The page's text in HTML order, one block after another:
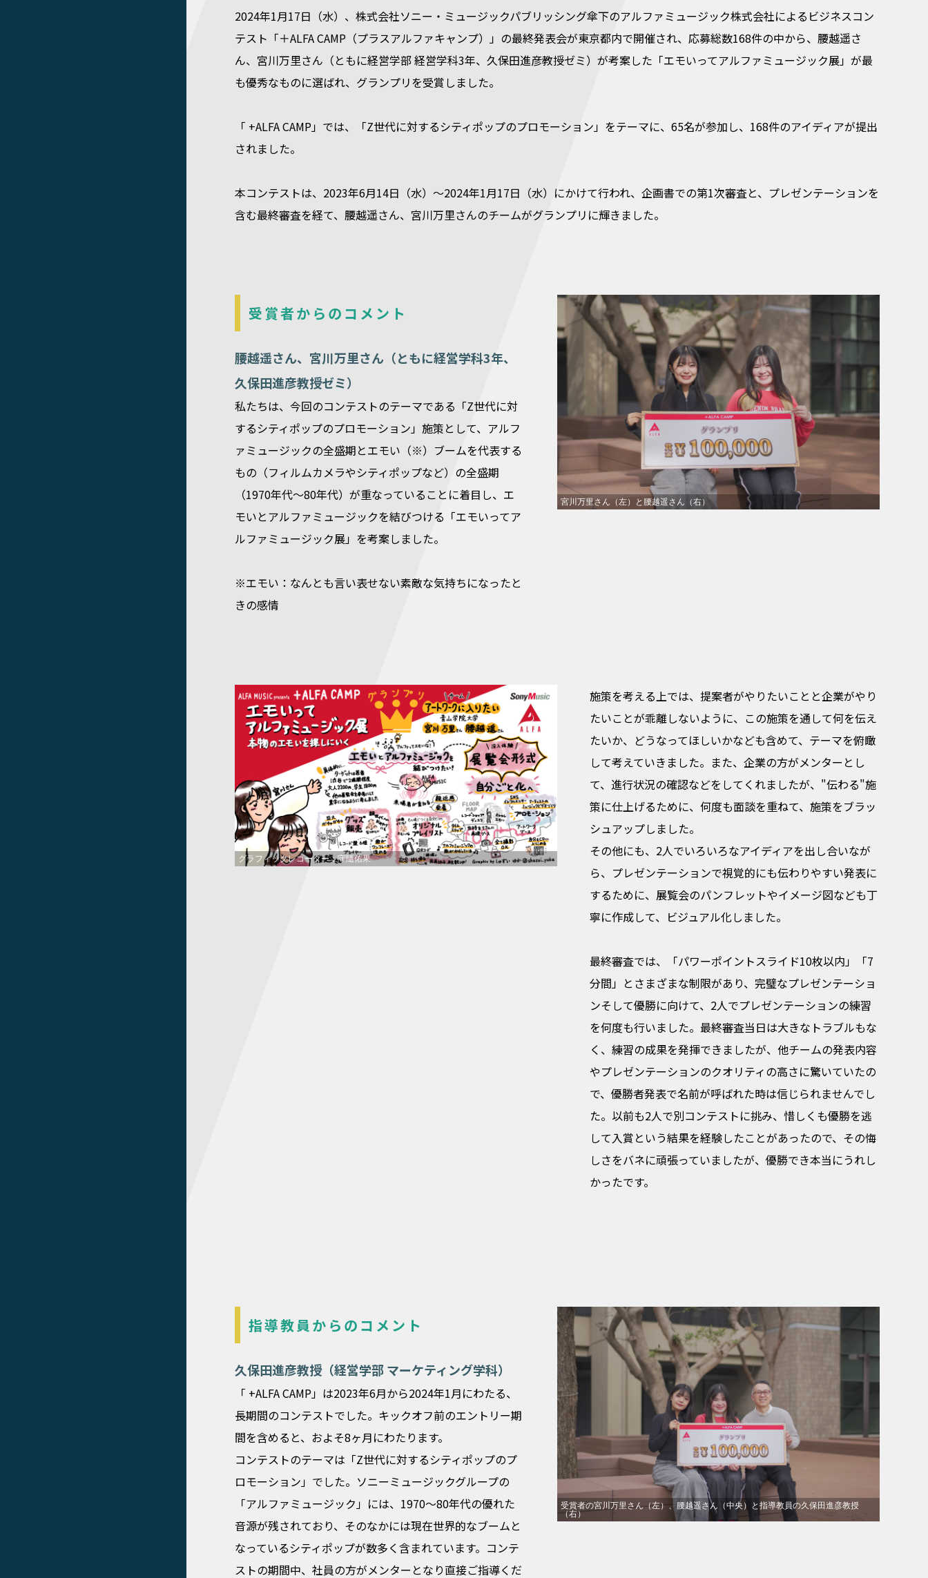
2024年1月17日（水）、株式会社ソニー・ミュージックパブリッシング傘下のアルファミュージック株式会社によるビジネスコン
テスト「＋ALFA CAMP（プラスアルファキャンプ）」の最終発表会が東京都内で開催され、応募総数168件の中から、腰越遥さ
ん、宮川万里さん（ともに経営学部 経営学科3年、久保田進彦教授ゼミ）が考案した「エモいってアルファミュージック展」が最
も優秀なものに選ばれ、グランプリを受賞しました。
「 +ALFA CAMP」では、「Z世代に対するシティポップのプロモーション」をテーマに、65名が参加し、168件のアイディアが提出
されました。
本コンテストは、2023年6月14日（水）～2024年1月17日（水）にかけて行われ、企画書での第1次審査と、プレゼンテーションを
含む最終審査を経て、腰越遥さん、宮川万里さんのチームがグランプリに輝きました。
宮川万里さん（左）と腰越遥さん（右）
受賞者からのコメント
腰越遥さん、宮川万里さん（ともに経営学科3年、
久保田進彦教授ゼミ）
私たちは、今回のコンテストのテーマである「Z世代に対
するシティポップのプロモーション」施策として、アルフ
ァミュージックの全盛期とエモい（※）ブームを代表する
もの（フィルムカメラやシティポップなど）の全盛期
（1970年代〜80年代）が重なっていることに着目し、エ
モいとアルファミュージックを結びつける「エモいってア
ルファミュージック展」を考案しました。
※エモい：なんとも言い表せない素敵な気持ちになったと
きの感情
グラフィックレコーダー：守隨佑果
施策を考える上では、提案者がやりたいことと企業がやり
たいことが乖離しないように、この施策を通して何を伝え
たいか、どうなってほしいかなども含めて、テーマを俯瞰
して考えていきました。また、企業の方がメンターとし
て、進行状況の確認などをしてくれましたが、"伝わる"施
策に仕上げるために、何度も面談を重ねて、施策をブラッ
シュアップしました。
その他にも、2人でいろいろなアイディアを出し合いなが
ら、プレゼンテーションで視覚的にも伝わりやすい発表に
するために、展覧会のパンフレットやイメージ図なども丁
寧に作成して、ビジュアル化しました。
最終審査では、「パワーポイントスライド10枚以内」「7
分間」とさまざまな制限があり、完璧なプレゼンテーショ
ンそして優勝に向けて、2人でプレゼンテーションの練習
を何度も行いました。最終審査当日は大きなトラブルもな
く、練習の成果を発揮できましたが、他チームの発表内容
やプレゼンテーションのクオリティの高さに驚いていたの
で、優勝者発表で名前が呼ばれた時は信じられませんでし
た。以前も2人で別コンテストに挑み、惜しくも優勝を逃
して入賞という結果を経験したことがあったので、その悔
しさをバネに頑張っていましたが、優勝でき本当にうれし
かったです。
受賞者の宮川万里さん（左）、腰越遥さん（中央）と指導教員の久保田進彦教授
（右）
指導教員からのコメント
久保田進彦教授（経営学部 マーケティング学科）
「 +ALFA CAMP」は2023年6月から2024年1月にわたる、
長期間のコンテストでした。キックオフ前のエントリー期
間を含めると、およそ8ヶ月にわたります。
コンテストのテーマは「Z世代に対するシティポップのプ
ロモーション」でした。ソニーミュージックグループの
「アルファミュージック」には、1970～80年代の優れた
音源が残されており、そのなかには現在世界的なブームと
なっているシティポップが数多く含まれています。コンテ
ストの期間中、社員の方がメンターとなり直接ご指導くだ